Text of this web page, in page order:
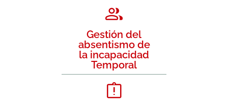
Gestión del
absentismo de
la incapacidad
Temporal